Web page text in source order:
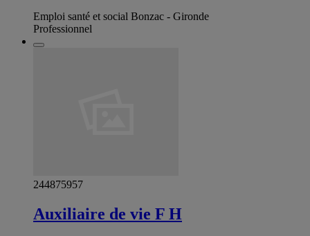
Emploi santé et social Bonzac - Gironde
Professionnel
244875957
Auxiliaire de vie F H